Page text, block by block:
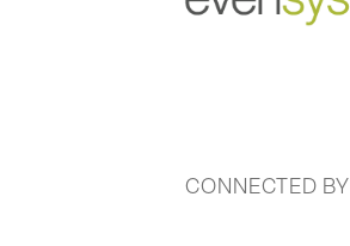
CONNECTED BY